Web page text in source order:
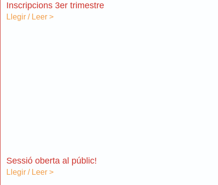
Inscripcions 3er trimestre
Llegir / Leer >
Sessió oberta al públic!
Llegir / Leer >